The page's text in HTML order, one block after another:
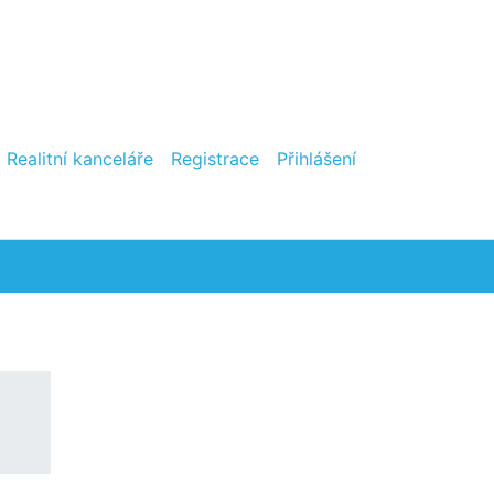
Realitní kanceláře Registrace Přihlášení